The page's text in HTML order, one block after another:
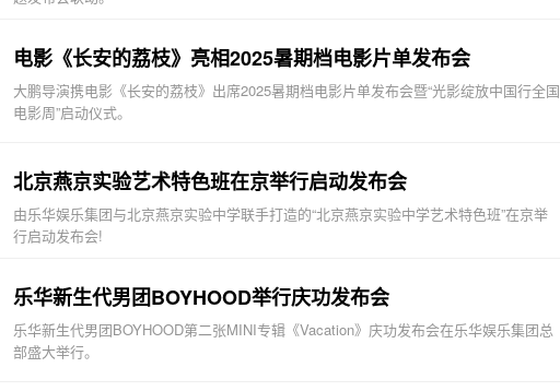
电影《长安的荔枝》亮相2025暑期档电影片单发布会
大鹏导演携电影《长安的荔枝》出席2025暑期档电影片单发布会暨“光影绽放中国行全国
电影周”启动仪式。
北京燕京实验艺术特色班在京举行启动发布会
由乐华娱乐集团与北京燕京实验中学联手打造的“北京燕京实验中学艺术特⾊班”在京举
行启动发布会!
乐华新生代男团BOYHOOD举行庆功发布会
乐华新生代男团BOYHOOD第二张MINI专辑《Vacation》庆功发布会在乐华娱乐集团总
部盛大举行。